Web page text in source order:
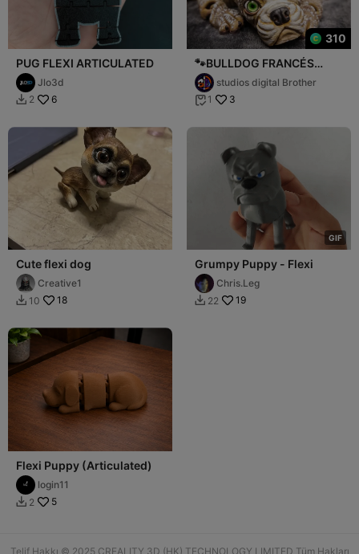
PUG FLEXI ARTICULATED
Jlo3d
 2 6
310
🐾BULLDOG FRANCÉS
FLEXIBLE STL Y 3MF NO
SOPPORTS🐾
studios digital Brother
 1 3
Cute flexi dog
Creative1
 10 18
GIF
Grumpy Puppy - Flexi
Chris.Leg
 22 19
Flexi Puppy (Articulated)
login11
 2 5
Telif Hakkı © 2025 CREALITY 3D (HK) TECHNOLOGY LIMITED Tüm Hakları